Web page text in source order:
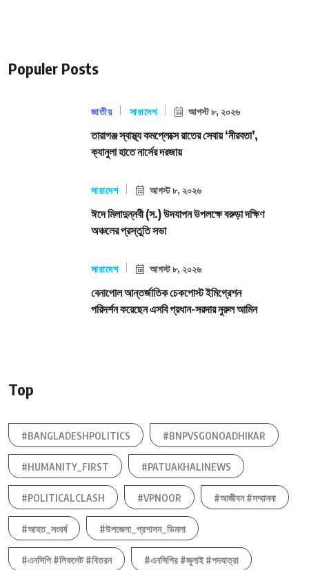
Populer Posts
জাতীয় সারাদেশ আগস্ট ৮, ২০২৬
তারাগঞ্জ স্বাস্থ্য কমপ্লেক্সে রাতের সেবায় ‘নীরবতা’,
ক্যানুলা হাতে নার্সের দরজায়
সারাদেশ আগস্ট ৮, ২০২৬
ঈদে মিলাদুন্নবী (স.) উদযাপন উপলক্ষে বরুড়া দক্ষিণ
অঞ্চলের প্রস্তুতি সভা
সারাদেশ আগস্ট ৮, ২০২৬
বেনাপোল আন্তর্জাতিক চেকপোস্ট ইমিগ্রেশন
পরিদর্শন করেছেন এসবি প্রধান-সরদার নুরুল আমিন
Top
#BANGLADESHPOLITICS #BNPVSGONOADHIKAR
#HUMANITY_FIRST #PATUAKHALINEWS
#POLITICALCLASH #VPNOOR #আজীবন #সম্মাননা
#আহত_সংঘর্ষ #উপজেলা_প্রশাসন_ডিমলা
#এনসিপি #লিফলেট #বিতরন #এনসিপির #জুলাই #পদযাত্রা